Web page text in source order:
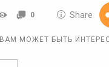
0 Share
Reward
10 GOLOS
ВАМ МОЖЕТ БЫТЬ